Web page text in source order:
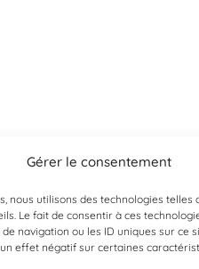
Gérer le consentement
nous utilisons des technologies
Le fait de consentir à ces
navigation ou les ID uniques sur ce
effet négatif sur certaines
looking for?
us, and we’ll prove it